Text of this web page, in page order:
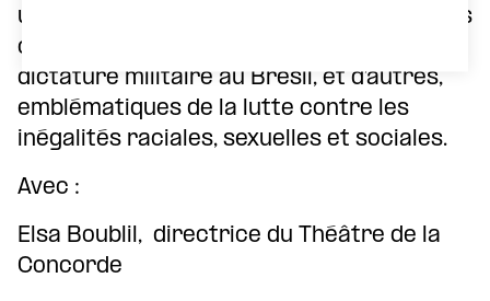
une conférence chantée pour célébrer les
chansons iconiques de la résistance à la
dictature militaire au Brésil, et d’autres,
emblématiques de la lutte contre les
inégalités raciales, sexuelles et sociales.
Avec :
Elsa Boublil, directrice du Théâtre de la
Concorde